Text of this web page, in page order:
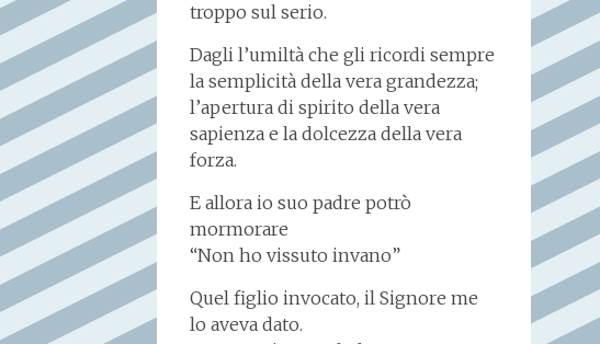
troppo sul serio.
Dagli l’umiltà che gli ricordi sempre
la semplicità della vera grandezza;
l’apertura di spirito della vera
sapienza e la dolcezza della vera
forza.
E allora io suo padre potrò
mormorare
“Non ho vissuto invano”
Quel figlio invocato, il Signore me
lo aveva dato.